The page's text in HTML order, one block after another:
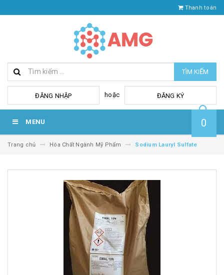
Thanh toán
TÌM KIẾM
ĐĂNG NHẬP hoặc ĐĂNG KÝ
MENU 0
Trang chủ Hóa Chất Ngành Mỹ Phẩm Sodium Lauryl Sulfate